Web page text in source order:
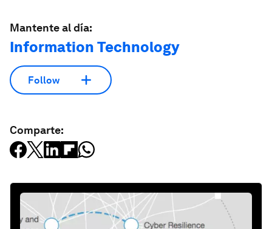
Mantente al día:
Information Technology
Follow
Comparte: